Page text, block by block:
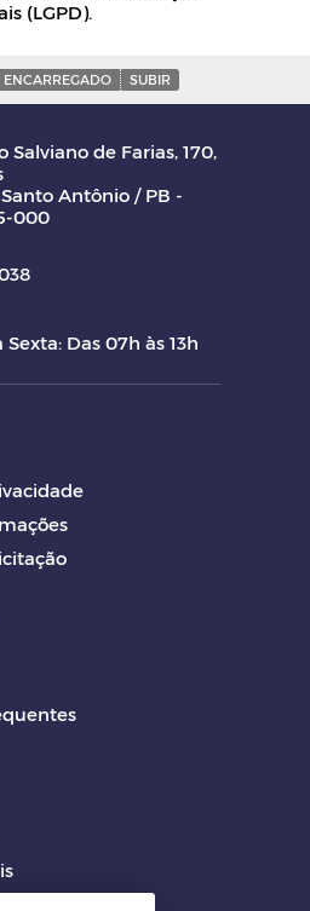
(LGPD).
ENCARREGADO SUBIR
Salviano de Farias, 170,
Antônio / PB -
000
Das 07h às 13h